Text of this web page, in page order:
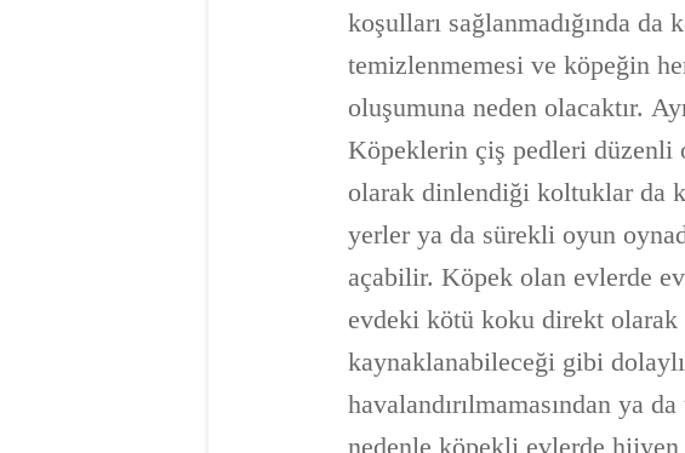
koşulları sağlanmadığında
temizlenmemesi ve köpeğin
oluşumuna neden olacaktır.
Köpeklerin çiş pedleri
olarak dinlendiği koltuklar da
yerler ya da sürekli oyun
açabilir. Köpek olan evlerde
evdeki kötü koku direkt olarak
kaynaklanabileceği gibi
havalandırılmamasından ya
nedenle köpekli evlerde hijyen